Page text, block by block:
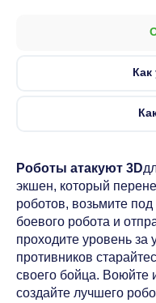
Как
Роботы атакуют 3D
экшен, который
роботов, возьмите
боевого робота и
проходите уровень за
противников
своего бойца. Воюйте
создайте лучшего